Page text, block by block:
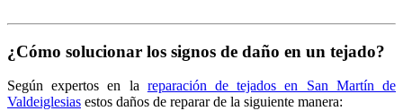
¿Cómo solucionar los signos de daño en un tejado?
Según expertos en la reparación de tejados en San Martín de
Valdeiglesias estos daños de reparar de la siguiente manera: